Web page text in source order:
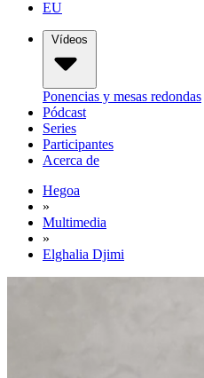
EU
Vídeos
Ponencias y mesas redondas
Pódcast
Series
Participantes
Acerca de
Hegoa
»
Multimedia
»
Elghalia Djimi